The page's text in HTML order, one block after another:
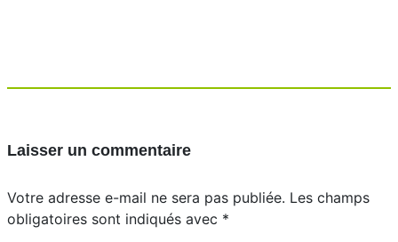
Laisser un commentaire
Votre adresse e-mail ne sera pas publiée. Les champs
obligatoires sont indiqués avec *